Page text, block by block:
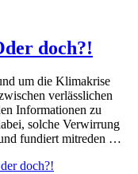
doch?!
um die Klimakrise
verlässlichen
Informationen zu
solche Verwirrung
fundiert mitreden …
doch?!